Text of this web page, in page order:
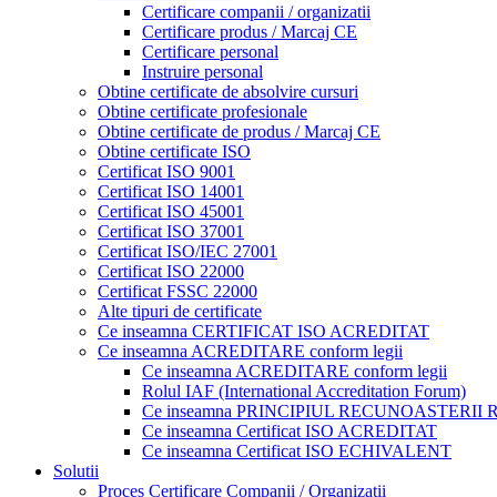
Certificare companii / organizatii
Certificare produs / Marcaj CE
Certificare personal
Instruire personal
Obtine certificate de absolvire cursuri
Obtine certificate profesionale
Obtine certificate de produs / Marcaj CE
Obtine certificate ISO
Certificat ISO 9001
Certificat ISO 14001
Certificat ISO 45001
Certificat ISO 37001
Certificat ISO/IEC 27001
Certificat ISO 22000
Certificat FSSC 22000
Alte tipuri de certificate
Ce inseamna CERTIFICAT ISO ACREDITAT
Ce inseamna ACREDITARE conform legii
Ce inseamna ACREDITARE conform legii
Rolul IAF (International Accreditation Forum)
Ce inseamna PRINCIPIUL RECUNOASTERII
Ce inseamna Certificat ISO ACREDITAT
Ce inseamna Certificat ISO ECHIVALENT
Solutii
Proces Certificare Companii / Organizatii